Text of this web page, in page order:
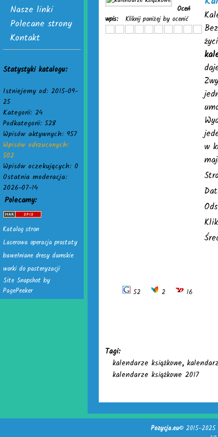
Nasze linki
Polecane strony
Kontakt
Statystyki katalogu:
Istniejemy od: 2015-09-
25
Kategorii: 24
Podkategorii: 528
Wpisów aktywnych: 957
Wpisów odrzuconych:
502
Wpisów oczekujących: 0
Ostatnia moderacja:
2026-07-14
Polecamy:
Katalog stron
Laserowa operacja prostaty
bawełniane dresy damskie
worki do pasteryzacji
Site Snapshot by
PagePeeker
Oceń
wpis:
Kliknij poniżej by ocenić
w
52 2 16
Tagi:
kalendarze książkowe,
kalendarze książkowe 2017
Pozycja.eu© 2015-